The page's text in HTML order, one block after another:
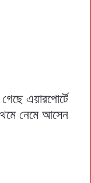
এয়ারপোর্টে
নেমে আসেন